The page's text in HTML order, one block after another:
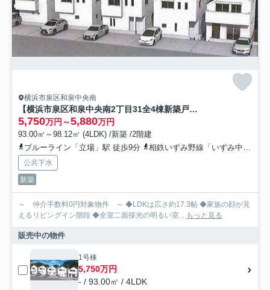
横浜市泉区和泉中央南
【横浜市泉区和泉中央南2丁目31全4棟新築戸建て】★仲介手数料無料★（伊勢山中学校・中和田中学校）
5,750万円～5,880万円
93.00㎡～98.12㎡ (4LDK) /新築 /2階建
ブルーライン「立場」駅 徒歩9分
相鉄いずみ野線「いずみ中央」駅 徒歩17分
公共下水
新築
～ 仲介手数料0円対象物件 ～ ◆LDKは広さ約17.3帖 ◆家族の顔が見
えるリビングイン階段 ◆全室二面採光の明るい室... もっと見る
販売中の物件
1号棟
5,750万円
- / 93.00㎡ / 4LDK